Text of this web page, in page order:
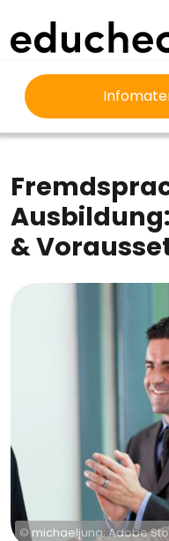
EDUCHECK
&
© michaeljung; Adobe